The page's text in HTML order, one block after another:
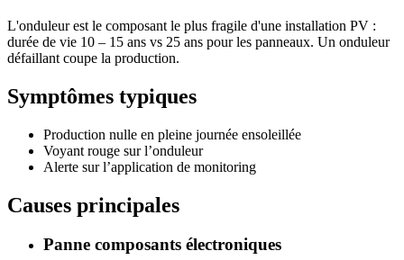
L'onduleur est le composant le plus fragile d'une installation PV :
durée de vie 10 – 15 ans vs 25 ans pour les panneaux. Un onduleur
défaillant coupe la production.
Symptômes typiques
Production nulle en pleine journée ensoleillée
Voyant rouge sur l’onduleur
Alerte sur l’application de monitoring
Causes principales
Panne composants électroniques